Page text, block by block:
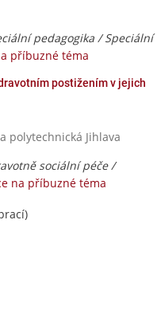
pedagogika / Speciální
příbuzné téma
postižením v jejich
polytechnická Jihlava
sociální péče /
na příbuzné téma